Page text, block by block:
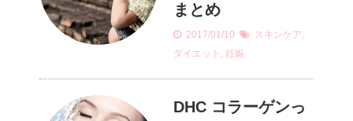
まとめ
2017/01/10 スキンケア,
ダイエット , 妊娠
DHC コラーゲンっ